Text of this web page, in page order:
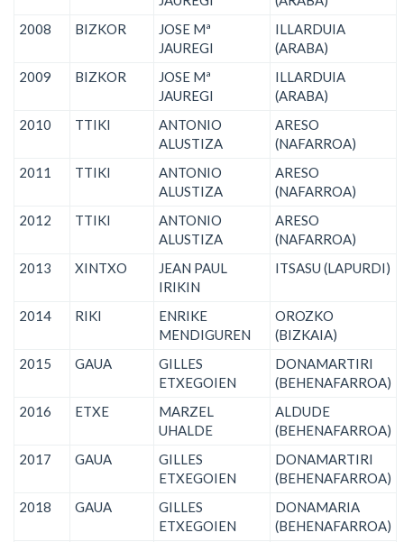
2008
BIZKOR
JOSE Mª
JAUREGI
ILLARDUIA
(ARABA)
2009
BIZKOR
JOSE Mª
JAUREGI
ILLARDUIA
(ARABA)
2010
TTIKI
ANTONIO
ALUSTIZA
ARESO
(NAFARROA)
2011
TTIKI
ANTONIO
ALUSTIZA
ARESO
(NAFARROA)
2012
TTIKI
ANTONIO
ALUSTIZA
ARESO
(NAFARROA)
2013
XINTXO
JEAN PAUL
IRIKIN
ITSASU (LAPURDI)
2014 RIKI
ENRIKE
MENDIGUREN
OROZKO
(BIZKAIA)
2015
GAUA
GILLES
ETXEGOIEN
DONAMARTIRI
(BEHENAFARROA)
2016
ETXE
MARZEL
UHALDE
ALDUDE
(BEHENAFARROA)
2017
GAUA
GILLES
ETXEGOIEN
DONAMARTIRI
(BEHENAFARROA)
2018
GAUA
GILLES
ETXEGOIEN
DONAMARIA
(BEHENAFARROA)